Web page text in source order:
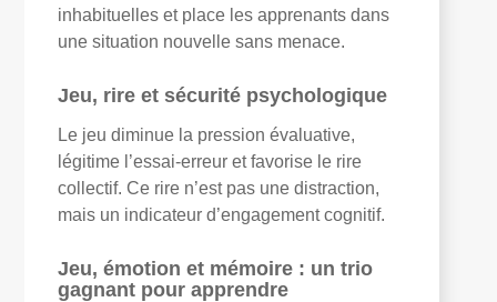
inhabituelles et place les apprenants dans
une situation nouvelle sans menace.
Jeu, rire et sécurité psychologique
Le jeu diminue la pression évaluative,
légitime l’essai-erreur et favorise le rire
collectif. Ce rire n’est pas une distraction,
mais un indicateur d’engagement cognitif.
Jeu, émotion et mémoire : un trio
gagnant pour apprendre